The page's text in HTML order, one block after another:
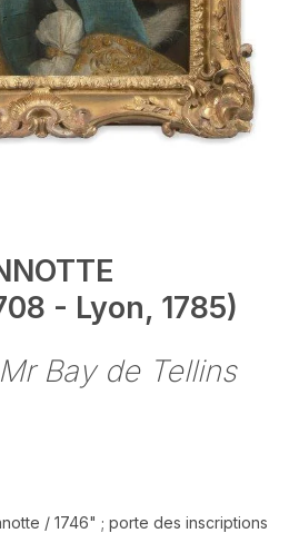
- Lyon, 1785)
Bay de Tellins
/ 1746" ; porte des inscriptions